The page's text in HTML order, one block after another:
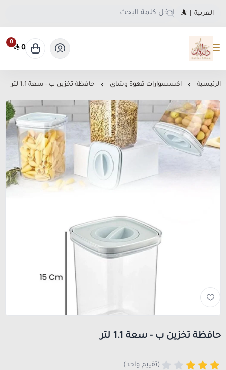
العربية
متجر دلة البن
0
0
الرئيسية اكسسوارات قهوة وشاي حافظة تخزين ب - سعة 1.1 لتر
حافظة تخزين ب - سعة 1.1 لتر
(تقييم واحد)